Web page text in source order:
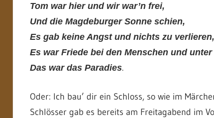
Tom war hier und wir war’n frei,
Und die Magdeburger Sonne schien,
Es gab keine Angst und nichts zu verlieren,
Es war Friede bei den Menschen und unter
Das war das Paradies.
Oder: Ich bau’ dir ein Schloss, so wie im
Schlösser gab es bereits am Freitagabend im